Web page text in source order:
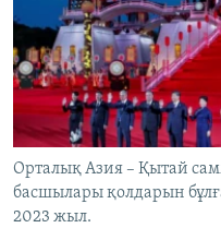
ЖАЗЫЛЫҢЫЗ
Басқа тілдерде
Орталық Азия – Қытай
басшылары қолдарын
2023 жыл.